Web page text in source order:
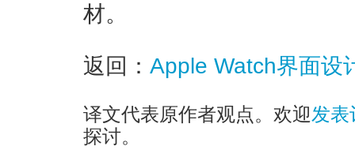
材。
返回： Apple Watch界面设
译文代表原作者观点。欢迎发表
探讨。